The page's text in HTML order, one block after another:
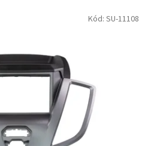
Kód: SU-11108